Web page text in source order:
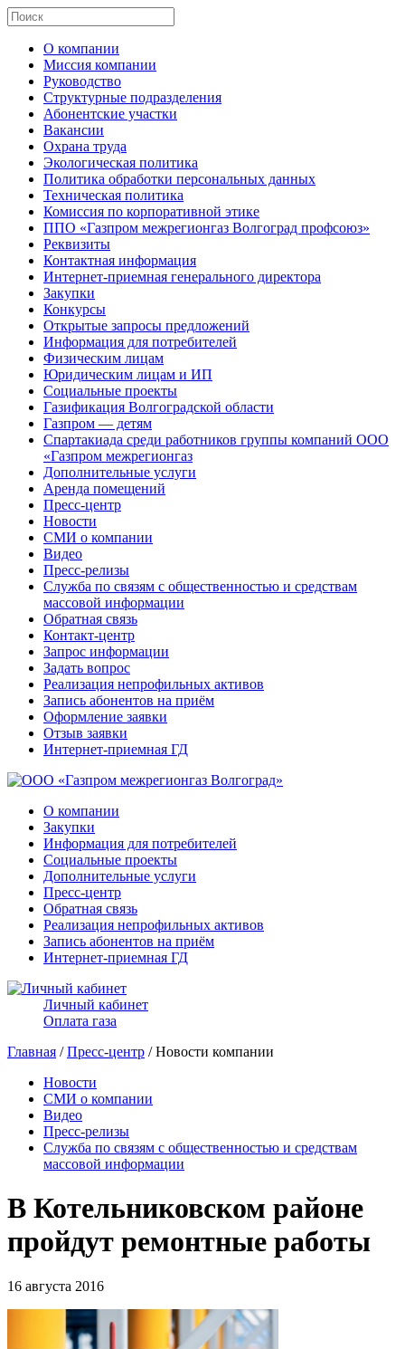
О компании
Миссия компании
Руководство
Структурные подразделения
Абонентские участки
Вакансии
Охрана труда
Экологическая политика
Политика обработки персональных данных
Техническая политика
Комиссия по корпоративной этике
ППО «Газпром межрегионгаз Волгоград профсоюз»
Реквизиты
Контактная информация
Интернет-приемная генерального директора
Закупки
Конкурсы
Открытые запросы предложений
Информация для потребителей
Физическим лицам
Юридическим лицам и ИП
Социальные проекты
Газификация Волгоградской области
Газпром — детям
Спартакиада среди работников группы компаний ООО
«Газпром межрегионгаз
Дополнительные услуги
Аренда помещений
Пресс-центр
Новости
СМИ о компании
Видео
Пресс-релизы
Служба по связям с общественностью и средствам
массовой информации
Обратная связь
Контакт-центр
Запрос информации
Задать вопрос
Реализация непрофильных активов
Запись абонентов на приём
Оформление заявки
Отзыв заявки
Интернет-приемная ГД
О компании
Закупки
Информация для потребителей
Социальные проекты
Дополнительные услуги
Пресс-центр
Обратная связь
Реализация непрофильных активов
Запись абонентов на приём
Интернет-приемная ГД
Личный кабинет
Оплата газа
Главная /Пресс-центр / Новости компании
Новости
СМИ о компании
Видео
Пресс-релизы
Служба по связям с общественностью и средствам
массовой информации
В Котельниковском районе
пройдут ремонтные работы
16 августа 2016